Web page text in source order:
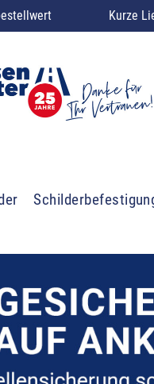
Kurze